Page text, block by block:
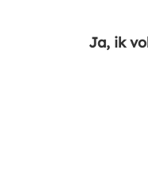
Ja, ik